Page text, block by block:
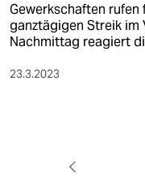
Gewerkschaften
ganztägigen Streik im
Nachmittag reagiert
23.3.2023